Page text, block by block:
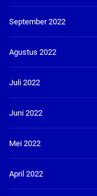
September 2022
Agustus 2022
Juli 2022
Juni 2022
Mei 2022
April 2022